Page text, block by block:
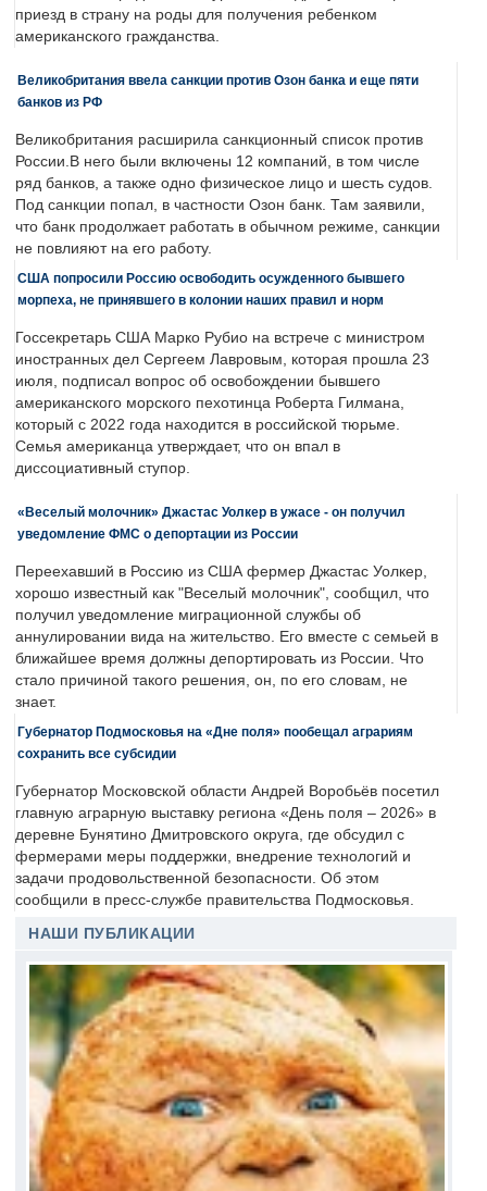
приезд в страну на роды для получения ребенком
американского гражданства.
Великобритания ввела санкции против Озон банка и еще пяти
банков из РФ
Великобритания расширила санкционный список против
России.В него были включены 12 компаний, в том числе
ряд банков, а также одно физическое лицо и шесть судов.
Под санкции попал, в частности Озон банк. Там заявили,
что банк продолжает работать в обычном режиме, санкции
не повлияют на его работу.
США попросили Россию освободить осужденного бывшего
морпеха, не принявшего в колонии наших правил и норм
Госсекретарь США Марко Рубио на встрече с министром
иностранных дел Сергеем Лавровым, которая прошла 23
июля, подписал вопрос об освобождении бывшего
американского морского пехотинца Роберта Гилмана,
который с 2022 года находится в российской тюрьме.
Семья американца утверждает, что он впал в
диссоциативный ступор.
«Веселый молочник» Джастас Уолкер в ужасе - он получил
уведомление ФМС о депортации из России
Переехавший в Россию из США фермер Джастас Уолкер,
хорошо известный как "Веселый молочник", сообщил, что
получил уведомление миграционной службы об
аннулировании вида на жительство. Его вместе с семьей в
ближайшее время должны депортировать из России. Что
стало причиной такого решения, он, по его словам, не
знает.
Губернатор Подмосковья на «Дне поля» пообещал аграриям
сохранить все субсидии
Губернатор Московской области Андрей Воробьёв посетил
главную аграрную выставку региона «День поля – 2026» в
деревне Бунятино Дмитровского округа, где обсудил с
фермерами меры поддержки, внедрение технологий и
задачи продовольственной безопасности. Об этом
сообщили в пресс-службе правительства Подмосковья.
НАШИ ПУБЛИКАЦИИ